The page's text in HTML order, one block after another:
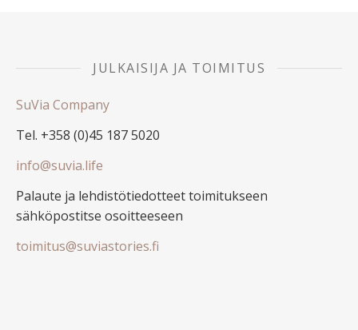
JULKAISIJA JA TOIMITUS
SuVia Company
Tel. +358 (0)45 187 5020
info@suvia.life
Palaute ja lehdistötiedotteet toimitukseen
sähköpostitse osoitteeseen
toimitus@suviastories.fi